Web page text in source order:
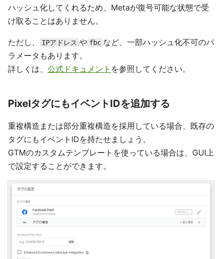
ハッシュ化してくれるため、Metaが復号可能な状態で受
け取ることはありません。
ただし、 IPアドレス や fbc など、一部ハッシュ化不可のパ
ラメータもあります。
詳しくは、 公式ドキュメント を参照してください。
PixelタグにもイベントIDを追加する
重複構造または部分重複構造を採用している場合、既存の
タグにもイベントIDを持たせましょう。
GTMのカスタムテンプレートを使っている場合は、GUI上
で設定することができます。